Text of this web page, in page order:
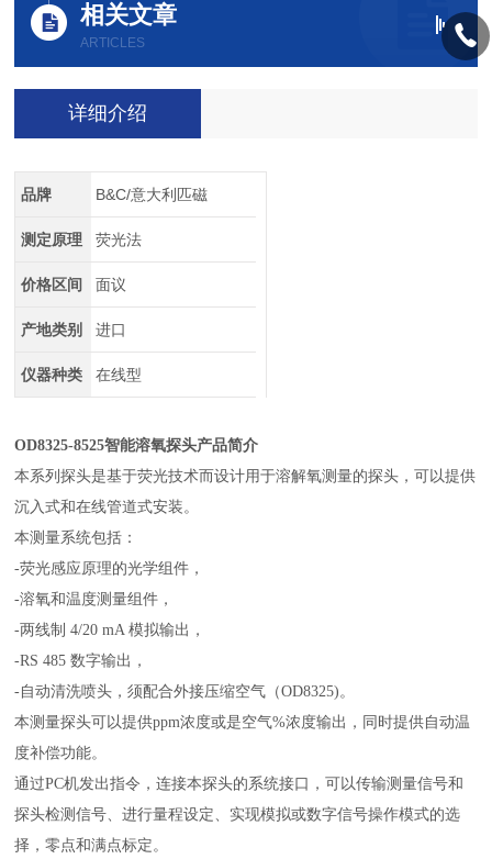
相关文章
ARTICLES
详细介绍
品牌 B&C/意大利匹磁
测定原理 荧光法
价格区间 面议
产地类别 进口
仪器种类 在线型
OD8325-8525智能溶氧探头产品简介
本系列探头是基于荧光技术而设计用于溶解氧测量的探头，可以提供
沉入式和在线管道式安装。
本测量系统包括：
-荧光感应原理的光学组件，
-溶氧和温度测量组件，
-两线制 4/20 mA 模拟输出，
-RS 485数字输出，
-自动清洗喷头，须配合外接压缩空气（OD8325)。
本测量探头可以提供ppm浓度或是空气%浓度输出，同时提供自动温
度补偿功能。
通过PC机发出指令，连接本探头的系统接口，可以传输测量信号和
探头检测信号、进行量程设定、实现模拟或数字信号操作模式的选
择，零点和满点标定。